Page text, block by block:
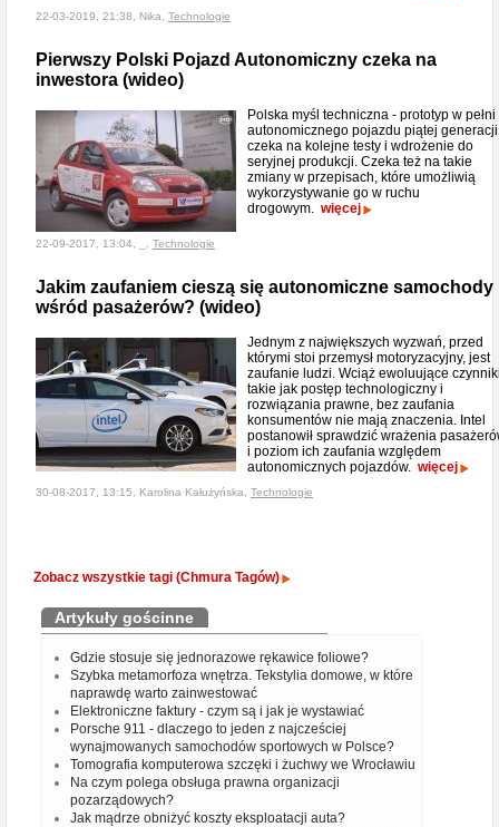
22-03-2019, 21:38, Nika, Technologie
Pierwszy Polski Pojazd Autonomiczny czeka na
inwestora (wideo)
Polska myśl techniczna - prototyp w pełni
autonomicznego pojazdu piątej
czeka na kolejne testy i wdrożenie do
seryjnej produkcji. Czeka też na takie
zmiany w przepisach, które umożliwią
wykorzystywanie go w ruchu
drogowym. więcej
22-09-2017, 13:04, _, Technologie
Jakim zaufaniem cieszą się autonomiczne samochody
wśród pasażerów? (wideo)
Jednym z największych wyzwań, przed
którymi stoi przemysł motoryzacyjny, jest
zaufanie ludzi. Wciąż ewoluujące
takie jak postęp technologiczny i
rozwiązania prawne, bez zaufania
konsumentów nie mają znaczenia. Intel
postanowił sprawdzić wrażenia
i poziom ich zaufania względem
autonomicznych pojazdów. więcej
30-08-2017, 13:15, Karolina Kałużyńska, Technologie
Zobacz wszystkie tagi (Chmura Tagów)
Artykuły gościnne
Gdzie stosuje się jednorazowe rękawice foliowe?
Szybka metamorfoza wnętrza. Tekstylia domowe, w które
naprawdę warto zainwestować
Elektroniczne faktury - czym są i jak je wystawiać
Porsche 911 - dlaczego to jeden z najcześciej
wynajmowanych samochodów sportowych w Polsce?
Tomografia komputerowa szczęki i żuchwy we Wrocławiu
Na czym polega obsługa prawna organizacji
pozarządowych?
Jak mądrze obniżyć koszty eksploatacji auta?